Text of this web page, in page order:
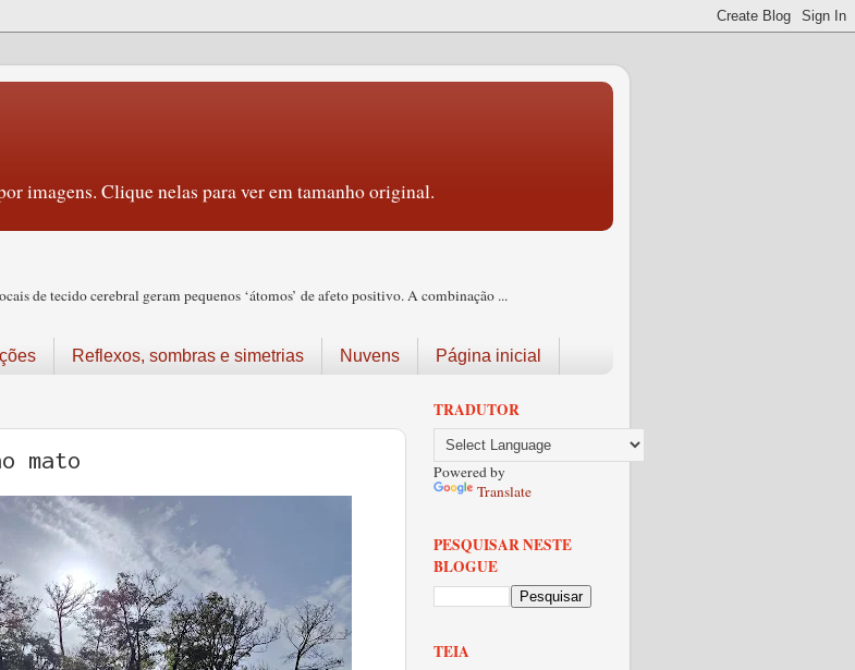
imagens. Clique nelas para ver em tamanho original.
de tecido cerebral geram pequenos ‘átomos’ de afeto positivo. A combinação ...
Reflexos, sombras e simetrias Nuvens Página inicial
mato
TRADUTOR
Powered by
Translate
PESQUISAR NESTE
BLOGUE
TEIA